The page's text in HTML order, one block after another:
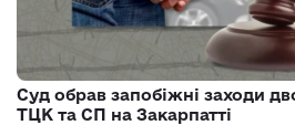
Суд обрав запобіжні заходи
ТЦК та СП на Закарпатті